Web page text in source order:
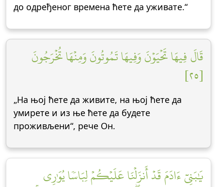
до одређеног времена ћете да уживате.“
قَالَ فِيهَا تَحۡيَوۡنَ وَفِيهَا تَمُوتُونَ وَمِنۡهَا تُخۡرَجُونَ
[٢٥]
„На њој ћете да живите, на њој ћете да
умирете и из ње ћете да будете
проживљени“, рече Он.
يَٰبَنِيٓ ءَادَمَ قَدۡ أَنزَلۡنَا عَلَيۡكُمۡ لِبَاسٗا يُوَٰرِي